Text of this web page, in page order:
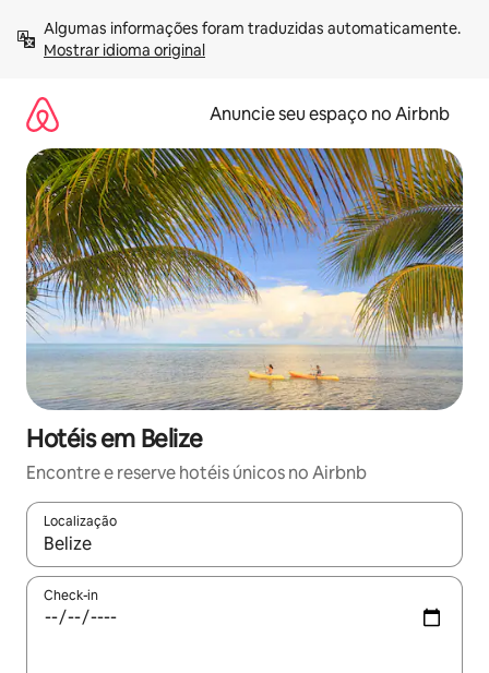
para
Mostrar idioma original
Anuncie seu espaço no Airbnb
Hotéis em Belize
Encontre e reserve hotéis únicos no Airbnb
Localização
Quando os resultados estiverem disponíveis, explore-os
Check-in